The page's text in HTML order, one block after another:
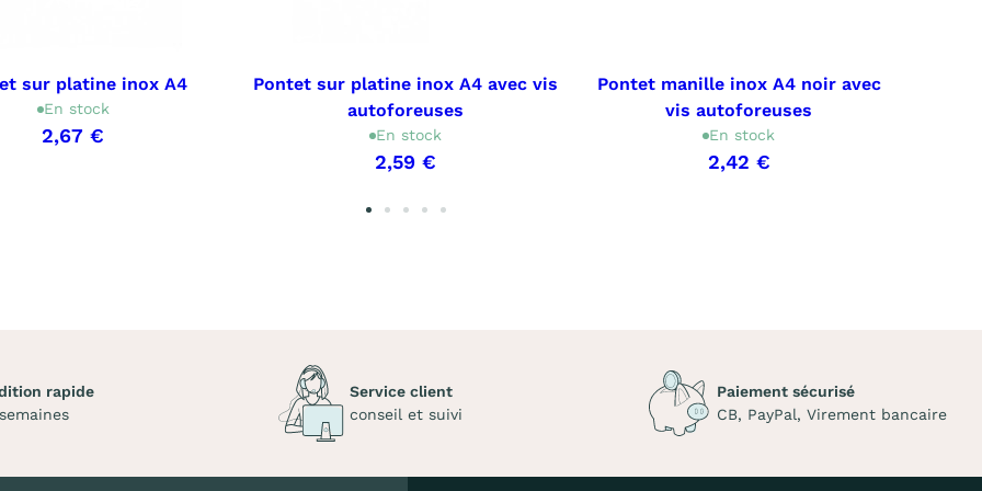
sur platine inox A4
En stock
2,67 €
Pontet sur platine inox A4 avec vis
autoforeuses
En stock
2,59 €
Pontet manille inox A4 noir avec
vis autoforeuses
En stock
2,42 €
rapide
Service client
conseil et suivi
Paiement sécurisé
CB, PayPal, Virement bancaire